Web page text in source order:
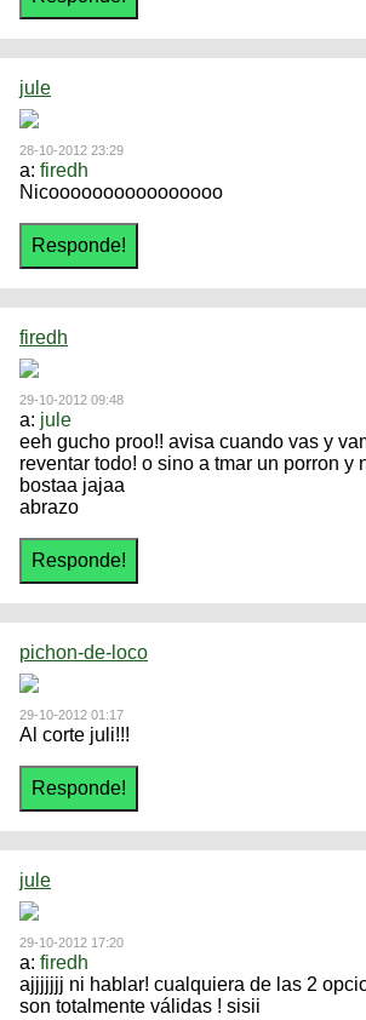
jule
28-10-2012 23:29
a: firedh
Nicoooooooooooooooo
firedh
29-10-2012 09:48
a: jule
eeh gucho proo!! avisa cuando vas y
reventar todo! o sino a tmar un porron y
bostaa jajaa
abrazo
pichon-de-loco
29-10-2012 01:17
Al corte juli!!!
jule
29-10-2012 17:20
a: firedh
ajjjjjjj ni hablar! cualquiera de las 2
son totalmente válidas ! sisii